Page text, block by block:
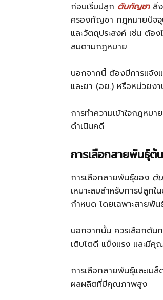
ก่อนเริ่มปลูก ต้นกัญชาสิ่ง
ครองกัญชา กฎหมายปัจ
และวัตถุประสงค์ เช่น ต้อ
สมตามกฎหมาย
นอกจากนี้ ต้องมีการแจ้ง
และยา (อย.) หรือหน่วยง
การทำความเข้าใจกฎหม
ดำเนินคดี
การเลือกสายพันธุ์ต้
การเลือกสายพันธุ์ของ ต้
เหมาะสมสำหรับการปลูก
กำหนด โดยเฉพาะสายพั
นอกจากนั้น ควรเลือกต้น
เติบโตดี แข็งแรง และมีคุ
การเลือกสายพันธุ์และเม
ผลผลิตที่มีคุณภาพสูง